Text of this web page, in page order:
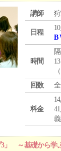
講師
日程
B
時間
回数
料金
3」 ～基礎から学